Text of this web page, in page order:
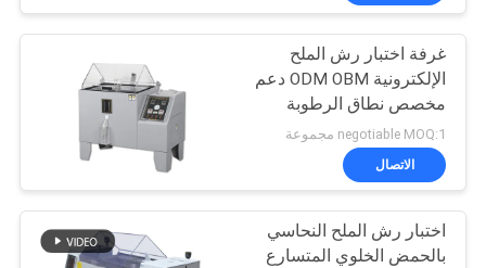
الخصوصية
غرفة اختبار رش الملح
الإلكترونية ODM OBM دعم
مخصص نطاق الرطوبة
85٪ -98٪
negotiable MOQ:1 مجموعة
الاتصال
اختبار رش الملح النحاسي
بالحمض الخلوي المتسارع